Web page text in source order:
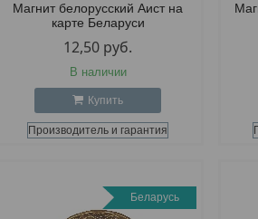
Магнит белорусский Аист на
карте Беларуси
12,50 руб.
В наличии
Купить
Производитель и гарантия
Беларусь